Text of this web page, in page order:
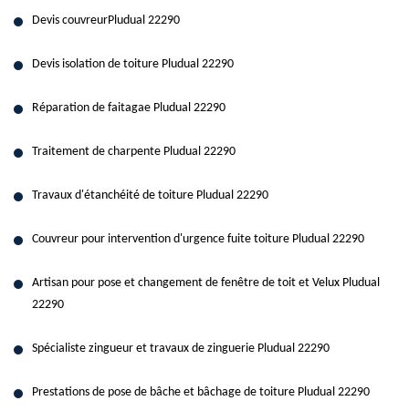
Devis couvreurPludual 22290
Devis isolation de toiture Pludual 22290
Réparation de faitagae Pludual 22290
Traitement de charpente Pludual 22290
Travaux d'étanchéité de toiture Pludual 22290
Couvreur pour intervention d'urgence fuite toiture Pludual 22290
Artisan pour pose et changement de fenêtre de toit et Velux Pludual
22290
Spécialiste zingueur et travaux de zinguerie Pludual 22290
Prestations de pose de bâche et bâchage de toiture Pludual 22290